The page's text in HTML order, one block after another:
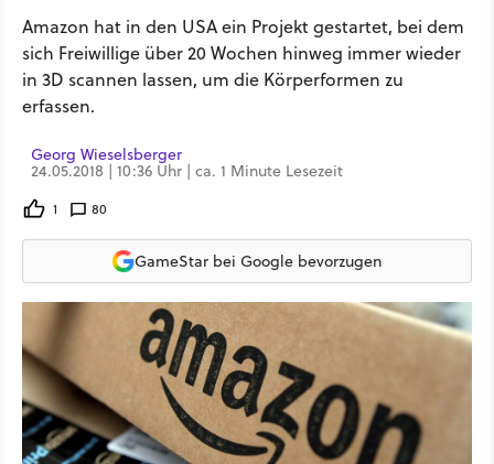
Amazon hat in den USA ein Projekt gestartet, bei dem
sich Freiwillige über 20 Wochen hinweg immer wieder
in 3D scannen lassen, um die Körperformen zu
erfassen.
Georg Wieselsberger
24.05.2018 | 10:36 Uhr | ca. 1 Minute Lesezeit
1 80
GameStar bei Google bevorzugen